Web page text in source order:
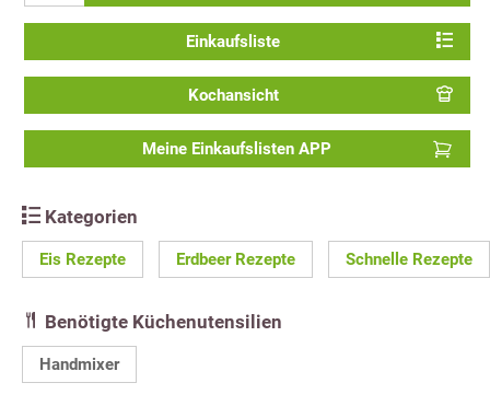
Einkaufsliste
Kochansicht
Meine Einkaufslisten APP
Kategorien
Eis Rezepte Erdbeer Rezepte Schnelle Rezepte
Benötigte Küchenutensilien
Handmixer